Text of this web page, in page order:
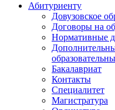
Абитуриенту
Довузовское
Договоры на
Нормативные
Бакалавриат
Контакты
Специалитет
Магистратура